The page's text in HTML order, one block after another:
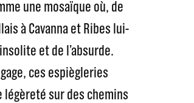
une mosaïque où, de
à Cavanna et Ribes lui-
et de l’absurde.
ces espiègleries
sur des chemins